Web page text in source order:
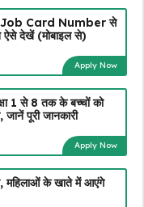
Card Number से
देखें (मोबाइल से)
Apply Now
से 8 तक के बच्चों को
पूरी जानकारी
Apply Now
महिलाओं के खाते में आएंगे